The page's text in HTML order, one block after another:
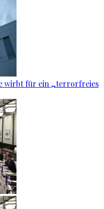
wirbt für ein „terrorfreies